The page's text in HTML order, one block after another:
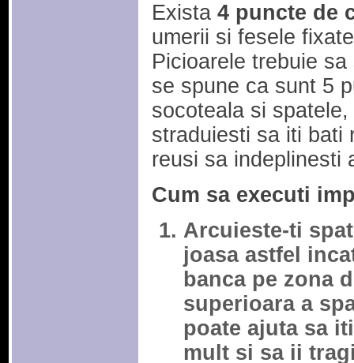
Exista4 puncte de
umerii si fesele
Picioarele trebuie
se spune ca sunt 5
socoteala si
straduiesti sa iti bati
reusi sa indeplinesti
Cum sa executi
Arcuieste-ti
joasa astfel
banca pe zona
superioara a
poate ajuta sa
mult si sa ii